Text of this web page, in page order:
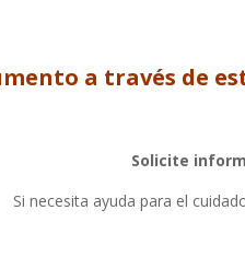
a través de
Solicite
Si necesita ayuda para el